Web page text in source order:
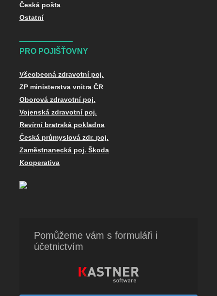
Česká pošta
Ostatní
PRO POJIŠŤOVNY
Všeobecná zdravotní poj.
ZP ministerstva vnitra ČR
Oborová zdravotní poj.
Vojenská zdravotní poj.
Revírní bratrská pokladna
Česká průmyslová zdr. poj.
Zaměstnanecká poj. Škoda
Kooperativa
Pomůžeme vám s formuláři i
účetnictvím